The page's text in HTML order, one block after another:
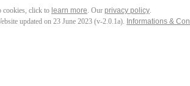
cookies, click to learn more. Our privacy policy.
updated on 23 June 2023 (v-2.0.1a). Informations &